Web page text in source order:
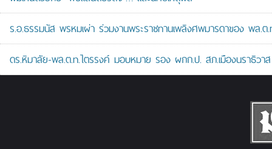
ร.อ.ธรรมนัส พรหมเผ่า ร่วมงานพระราชทานเพลิงศพมารดาของ พล.
ดร.หิมาลัย-พล.ต.ท.ไตรรงค์ มอบหมาย รอง ผกก.ป. สภ.เมืองนราธิว